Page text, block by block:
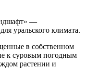
—
уральского климата.
в собственном
к суровым погодным
растении и